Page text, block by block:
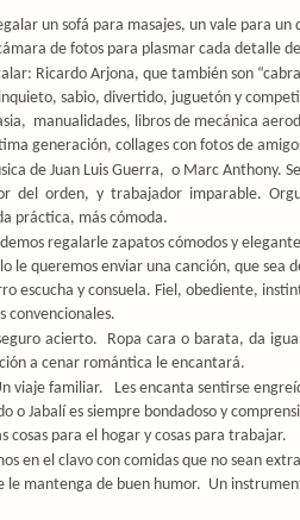
un sofá para masajes, un vale para un
de fotos para plasmar cada detalle
Ricardo Arjona, que también son
sabio, divertido, juguetón y
manualidades, libros de mecánica
generación, collages con fotos de
de Juan Luis Guerra, o Marc Anthony.
del orden, y trabajador imparable.
práctica, más cómoda.
regalarle zapatos cómodos y
le queremos enviar una canción, que sea
escucha y consuela. Fiel, obediente,
convencionales.
acierto.
Ropa cara o barata, da
a cenar romántica le encantará.
viaje familiar.
Les encanta sentirse
o Jabalí es siempre bondadoso y
cosas para el hogar y cosas para trabajar.
en el clavo con comidas que no sean
le mantenga de buen humor.
Un